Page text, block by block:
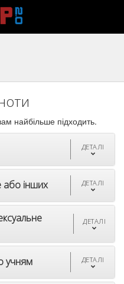
найбільше підходить.
ДЕТАЛІ
або інших ДЕТАЛІ
ДЕТАЛІ
учням ДЕТАЛІ